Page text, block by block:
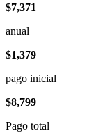
$7,371
anual
$1,379
pago inicial
$8,799
Pago total